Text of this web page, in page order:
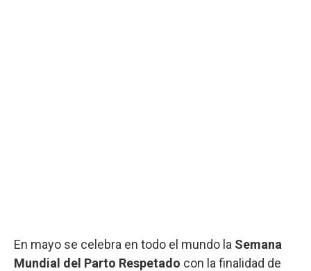
En mayo se celebra en todo el mundo la Semana
Mundial del Parto Respetado con la finalidad de